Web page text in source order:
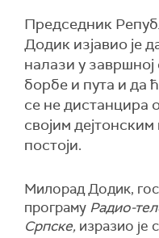
Председник
Додик изјавио је
налази у
борбе и пута и да
се не дистанцира
својим
постоји.
Милорад Додик,
програму Радио-
Српске, изразио је